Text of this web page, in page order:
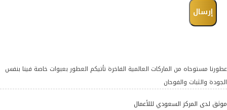
عطورنا مستوحاه من الماركات العالمية الفاخرة تأتيكم العطور بعبوات خاصة فينا بنفس
الجودة والثبات والفوحان
موثق لدى المركز السعودي لللأعمال